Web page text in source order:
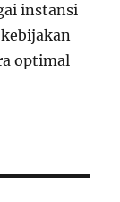
instansi
optimal